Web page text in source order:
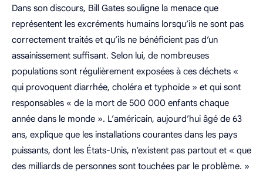
Dans son discours, Bill Gates souligne la menace que
représentent les excréments humains lorsqu’ils ne sont pas
correctement traités et qu’ils ne bénéficient pas d’un
assainissement suffisant. Selon lui, de nombreuses
populations sont régulièrement exposées à ces déchets «
qui provoquent diarrhée, choléra et typhoïde » et qui sont
responsables « de la mort de 500 000 enfants chaque
année dans le monde ». L’américain, aujourd’hui âgé de 63
ans, explique que les installations courantes dans les pays
puissants, dont les États-Unis, n’existent pas partout et « que
des milliards de personnes sont touchées par le problème. »